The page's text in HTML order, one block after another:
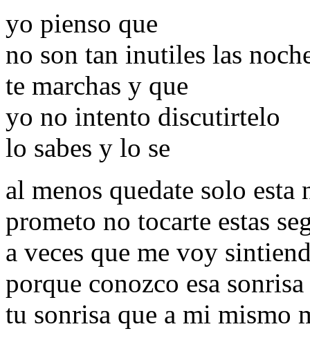
yo pienso que
no son tan inutiles las
te marchas y que
yo no intento discutirtelo
lo sabes y lo se
al menos quedate solo esta
prometo no tocarte estas
a veces que me voy
porque conozco esa
tu sonrisa que a mi mismo